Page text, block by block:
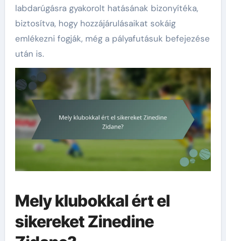
labdarúgásra gyakorolt hatásának bizonyítéka,
biztosítva, hogy hozzájárulásaikat sokáig
emlékezni fogják, még a pályafutásuk befejezése
után is.
Mely klubokkal ért el
sikereket Zinedine